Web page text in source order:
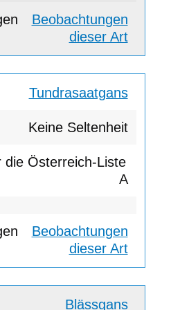
Beobachtungen
dieser Art
Tundrasaatgans
Keine Seltenheit
A
Beobachtungen
dieser Art
Blässgans